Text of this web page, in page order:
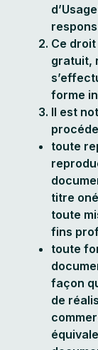
Ce
gratuit,
forme
II est
toute
titre
toute
fins
toute
façon
de